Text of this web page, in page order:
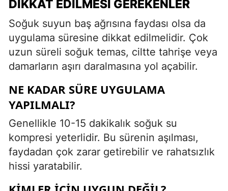
DIKKAT EDILMESI GEREKENLER
Soğuk suyun baş ağrısına faydası olsa da
uygulama süresine dikkat edilmelidir. Çok
uzun süreli soğuk temas, ciltte tahrişe veya
damarların aşırı daralmasına yol açabilir.
NE KADAR SÜRE UYGULAMA
YAPILMALI?
Genellikle 10-15 dakikalık soğuk su
kompresi yeterlidir. Bu sürenin aşılması,
faydadan çok zarar getirebilir ve rahatsızlık
hissi yaratabilir.